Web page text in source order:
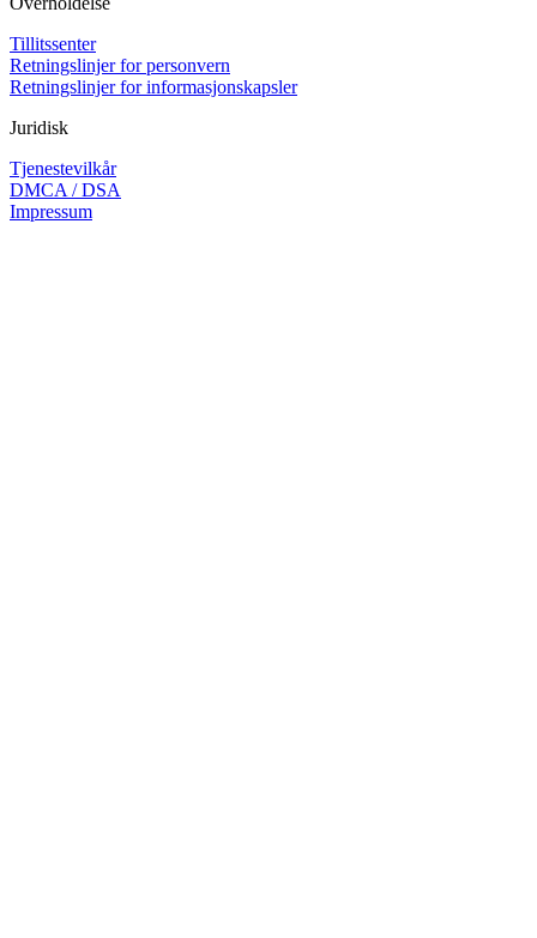
Tillitssenter
Retningslinjer for personvern
Retningslinjer for informasjonskapsler
Juridisk
Tjenestevilkår
DMCA / DSA
Impressum